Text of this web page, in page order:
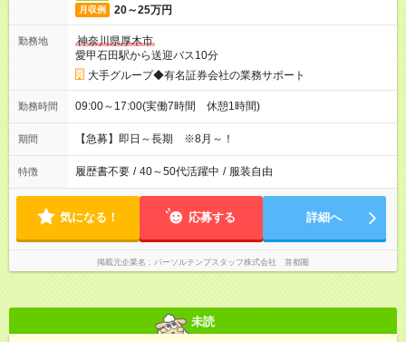
月収例 20～25万円
勤務地
神奈川県厚木市
愛甲石田駅から送迎バス10分
大手グループ◆有名証券会社の業務サポート
勤務時間 09:00～17:00(実働7時間 休憩1時間)
期間 【急募】即日～長期 ※8月～！
特徴 履歴書不要 / 40～50代活躍中 / 服装自由
気になる！ 応募する 詳細へ
掲載元企業名 パーソルテンプスタッフ株式会社 首都圏
未読